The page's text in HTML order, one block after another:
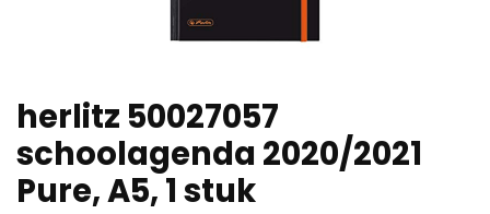
herlitz 50027057
schoolagenda 2020/2021
Pure, A5, 1 stuk